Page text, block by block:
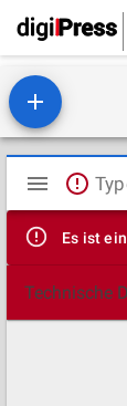
Viewer
Es ist
Technische